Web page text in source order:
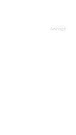
Anzeige